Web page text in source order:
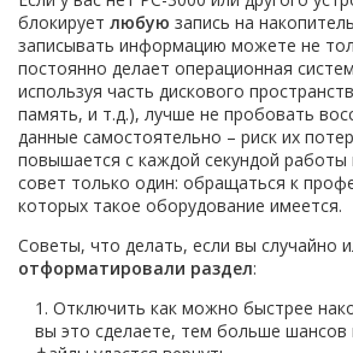
блокирует любую запись на
записывать информацию можете не
постоянно делает операционная
используя часть дискового
память, и т.д.), лучше не пробовать
данные самостоятельно – риск их
повышается с каждой секундой работы
совет только один: обращаться к
которых такое оборудование имеется.
Советы, что делать, если вы случайно
отформатировали раздел:
Отключить как можно быстрее
вы это сделаете, тем больше